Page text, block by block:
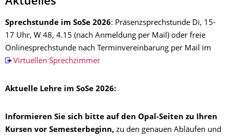
Sprechstunde im SoSe 2026: Präsenzsprechstunde Di, 15-
17 Uhr, W 48, 4.15 (nach Anmeldung per Mail) oder freie
Onlinesprechstunde nach Terminvereinbarung per Mail im
Virtuellen Sprechzimmer
Aktuelle Lehre im SoSe 2026:
Informieren Sie sich bitte auf den Opal-Seiten zu Ihren
Kursen vor Semesterbeginn, zu den genauen Abläufen und